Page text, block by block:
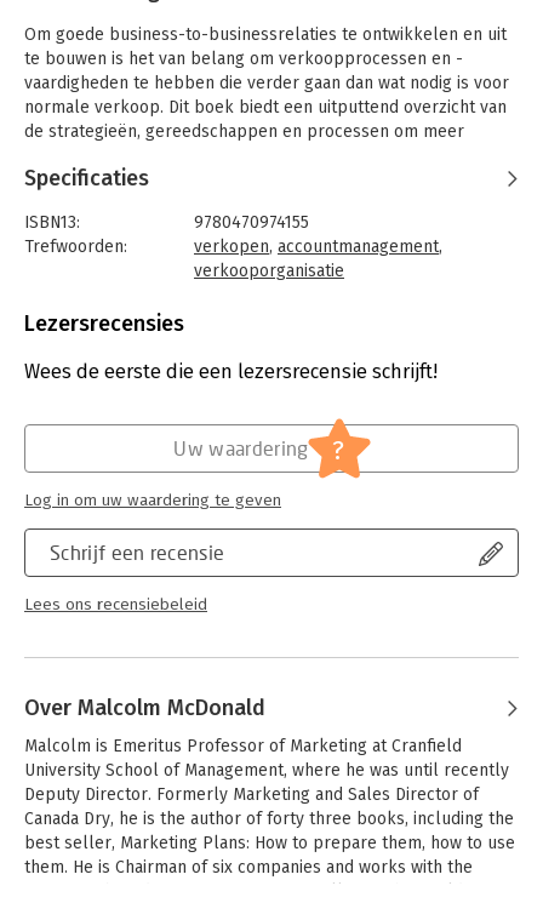
Om goede business-to-businessrelaties te ontwikkelen en uit
te bouwen is het van belang om verkoopprocessen en -
vaardigheden te hebben die verder gaan dan wat nodig is voor
normale verkoop. Dit boek biedt een uitputtend overzicht van
de strategieën, gereedschappen en processen om meer
Specificaties
ISBN13:
9780470974155
Trefwoorden:
verkopen, accountmanagement,
verkooporganisatie
Bindwijze:
Uitgever:
John Wiley & Sons
Reclame en verkoop
Lezersrecensies
Wees de eerste die een lezersrecensie schrijft!
Schrijf een recensie
Lees ons recensiebeleid
Uw waardering ?
Log in om uw waardering te geven
Over Malcolm McDonald
Malcolm is Emeritus Professor of Marketing at Cranfield
University School of Management, where he was until recently
Deputy Director. Formerly Marketing and Sales Director of
Canada Dry, he is the author of forty three books, including the
best seller, Marketing Plans: How to prepare them, how to use
them. He is Chairman of six companies and works with the